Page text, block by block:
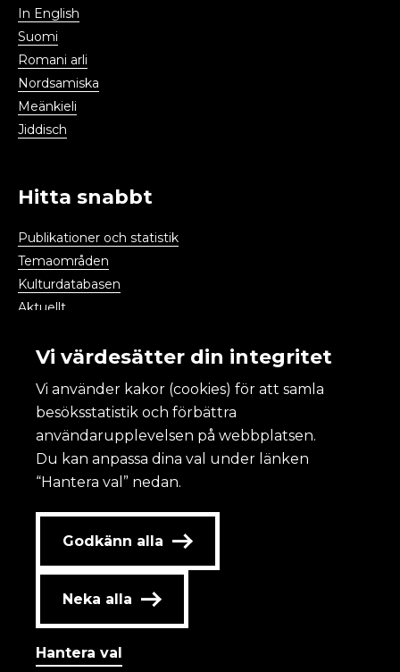
In English
Suomi
Romani arli
Nordsamiska
Meänkieli
Jiddisch
Hitta snabbt
Publikationer och statistik
Temaområden
Kulturdatabasen
Aktuellt
Kulturanalys
Om Kulturanalys
Lättläst
Om webbplatsen och kakor
Tillgänglighet
Redovisning av statlig annonsering
Kontakta oss
Jobba hos oss
Vi värdesätter din integritet
Vi använder kakor (cookies) för att samla
besöksstatistik och förbättra
användarupplevelsen på webbplatsen.
Du kan anpassa dina val under länken
“Hantera val” nedan.
Godkänn alla
Neka alla
Hantera val